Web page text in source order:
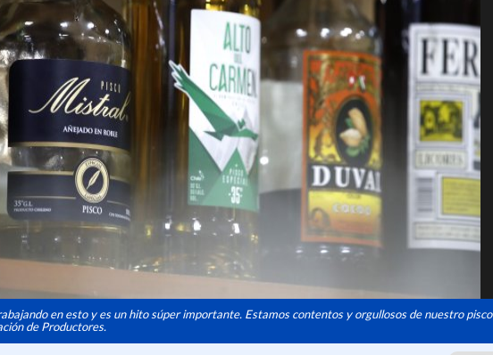
en esto y es un hito súper importante. Estamos contentos y orgullosos de nuestro pisco
de Productores.